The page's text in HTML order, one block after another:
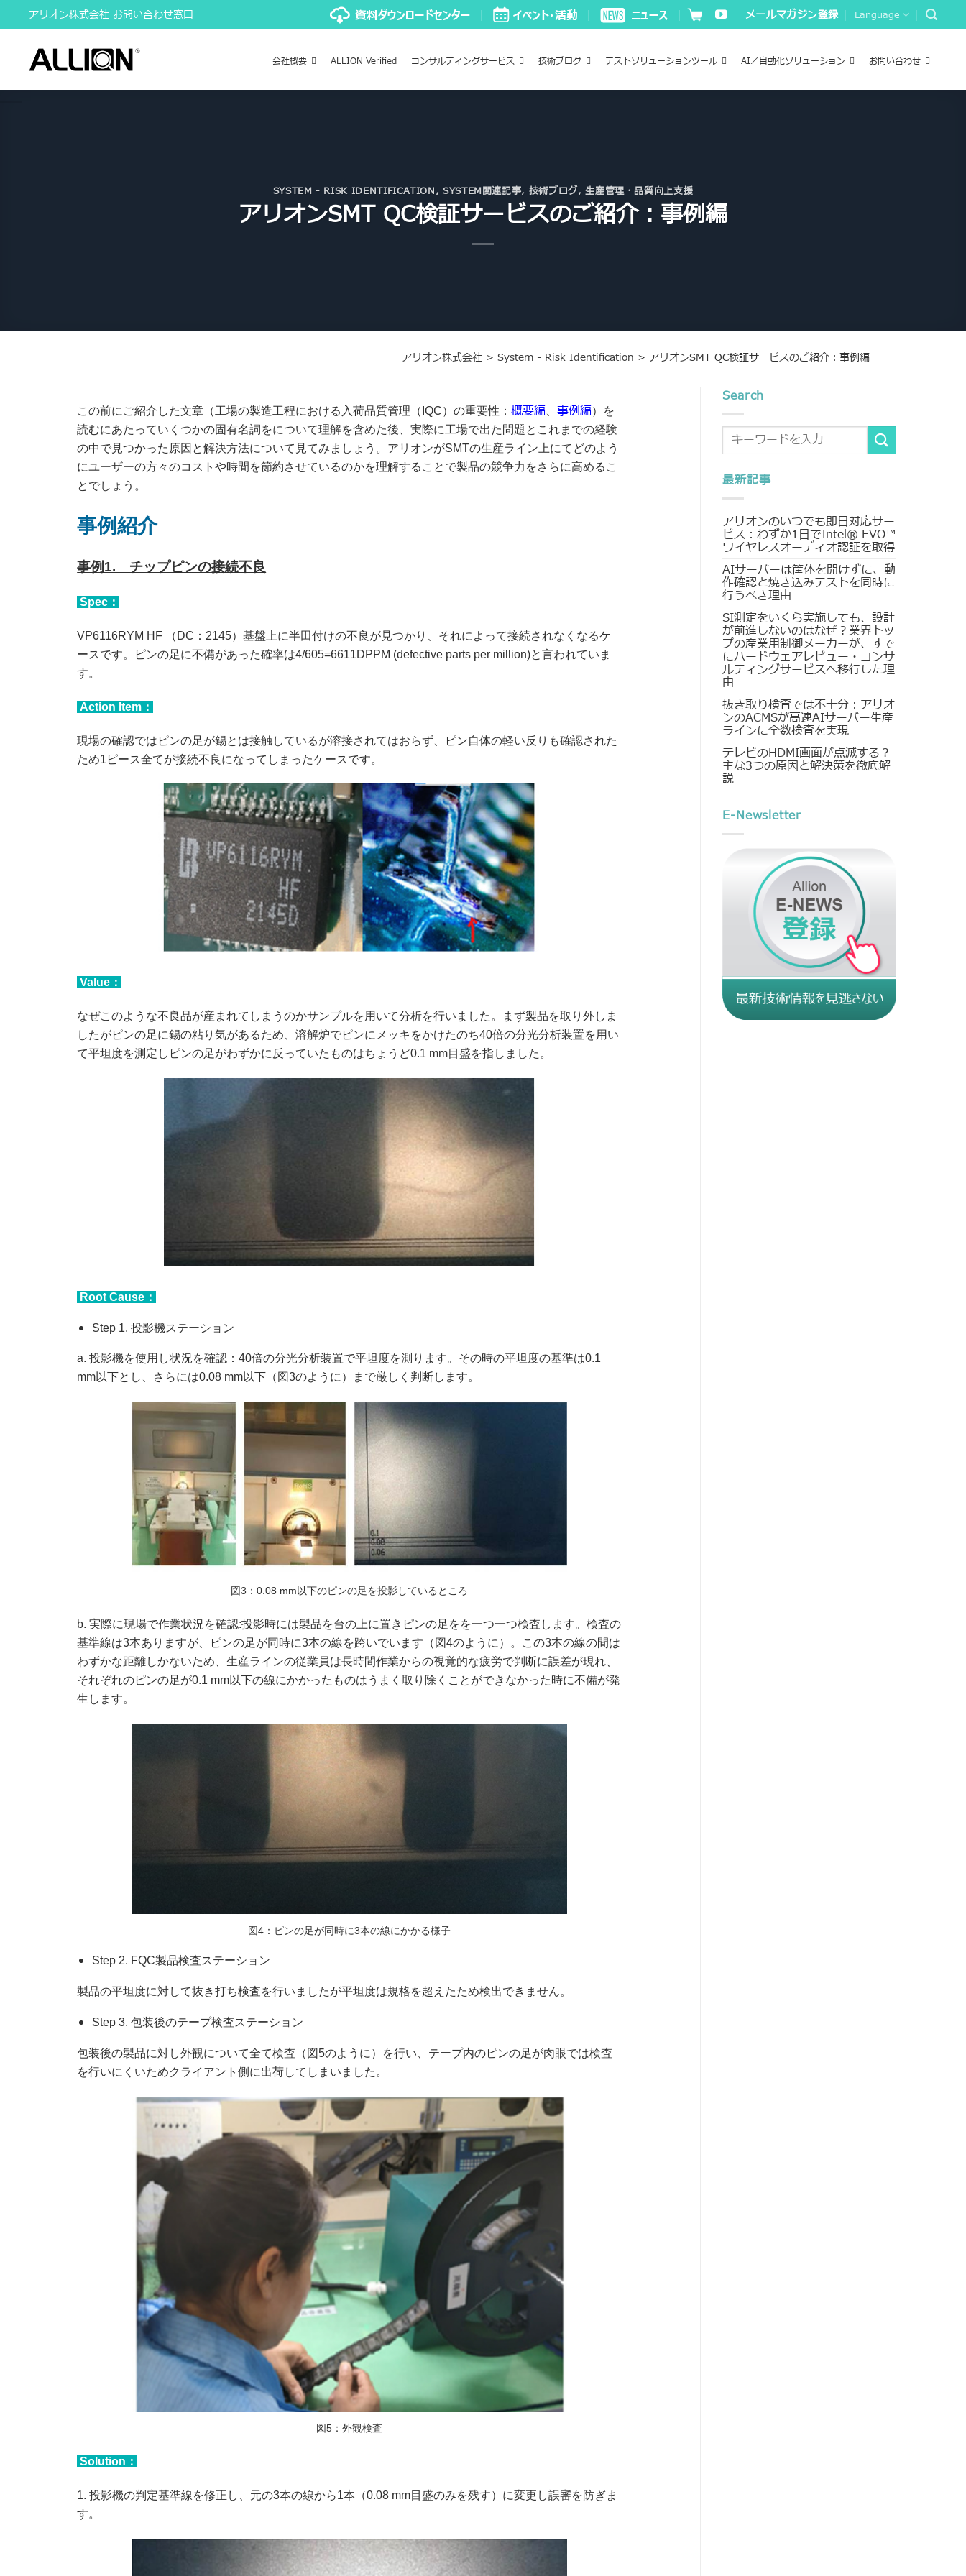
to
content
アリオン株式会社 お問い合わせ窓口 メールマガジン登録 Language
会社概要 ALLION Verified コンサルティングサービス 技術ブログ テストソリューションツール AI／自動化ソリューション お問い合わせ
SYSTEM - RISK IDENTIFICATION, SYSTEM関連記事, 技術ブログ,生産管理・品質向上支援
アリオンSMT QC検証サービスのご紹介：事例編
アリオン株式会社> System - Risk Identification > アリオンSMT QC検証サービスのご紹介：事例編
この前にご紹介した文章（工場の製造工程における入荷品質管理（IQC）の重要性：概要編 、事例編）を
読むにあたっていくつかの固有名詞をについて理解を含めた後、実際に工場で出た問題とこれまでの経験
の中で見つかった原因と解決方法について見てみましょう。アリオンがSMTの生産ライン上にてどのよう
にユーザーの方々のコストや時間を節約させているのかを理解することで製品の競争力をさらに高めるこ
とでしょう。
事例紹介
事例1. チップピンの接続不良
Spec：
VP6116RYM HF （DC：2145）基盤上に半田付けの不良が見つかり、それによって接続されなくなるケ
ースです。ピンの足に不備があった確率は4/605=6611DPPM (defective parts per million)と言われていま
す。
Action Item：
現場の確認ではピンの足が錫とは接触しているが溶接されてはおらず、ピン自体の軽い反りも確認された
ため1ピース全てが接続不良になってしまったケースです。
Value：
なぜこのような不良品が産まれてしまうのかサンプルを用いて分析を行いました。まず製品を取り外しま
したがピンの足に錫の粘り気があるため、溶解炉でピンにメッキをかけたのち40倍の分光分析装置を用い
て平坦度を測定しピンの足がわずかに反っていたものはちょうど0.1 mm目盛を指しました。
Root Cause：
Step 1. 投影機ステーション
a. 投影機を使用し状況を確認：40倍の分光分析装置で平坦度を測ります。その時の平坦度の基準は0.1
mm以下とし、さらには0.08 mm以下（図3のように）まで厳しく判断します。
図3：0.08 mm以下のピンの足を投影しているところ
b. 実際に現場で作業状況を確認:投影時には製品を台の上に置きピンの足をを一つ一つ検査します。検査の
基準線は3本ありますが、ピンの足が同時に3本の線を跨いでいます（図4のように）。この3本の線の間は
わずかな距離しかないため、生産ラインの従業員は長時間作業からの視覚的な疲労で判断に誤差が現れ、
それぞれのピンの足が0.1 mm以下の線にかかったものはうまく取り除くことができなかった時に不備が発
生します。
図4：ピンの足が同時に3本の線にかかる様子
Step 2. FQC製品検査ステーション
製品の平坦度に対して抜き打ち検査を行いましたが平坦度は規格を超えたため検出できません。
Step 3. 包装後のテープ検査ステーション
包装後の製品に対し外観について全て検査（図5のように）を行い、テープ内のピンの足が肉眼では検査
を行いにくいためクライアント側に出荷してしまいました。
図5：外観検査
Solution：
1. 投影機の判定基準線を修正し、元の3本の線から1本（0.08 mm目盛のみを残す）に変更し誤審を防ぎま
す。
Search
最新記事
アリオンのいつでも即日対応サー
ビス：わずか1日でIntel® EVO™
ワイヤレスオーディオ認証を取得
AIサーバーは筐体を開けずに、動
作確認と焼き込みテストを同時に
行うべき理由
SI測定をいくら実施しても、設計
が前進しないのはなぜ？業界トッ
プの産業用制御メーカーが、すで
にハードウェアレビュー・コンサ
ルティングサービスへ移行した理
由
抜き取り検査では不十分：アリオ
ンのACMSが高速AIサーバー生産
ラインに全数検査を実現
テレビのHDMI画面が点滅する？
主な3つの原因と解決策を徹底解
説
E-Newsletter